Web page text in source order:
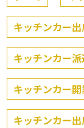
キッチンカー
キッチンカー
キッチンカー
キッチンカー